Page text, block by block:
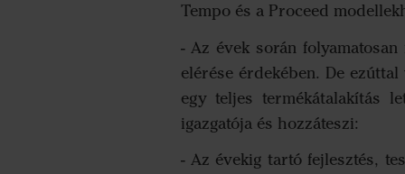
Tempo és a Proceed
- Az évek során
elérése érdekében. De
egy teljes termékátalakítás
igazgatója és hozzáteszi:
- Az évekig tartó fejlesztés,